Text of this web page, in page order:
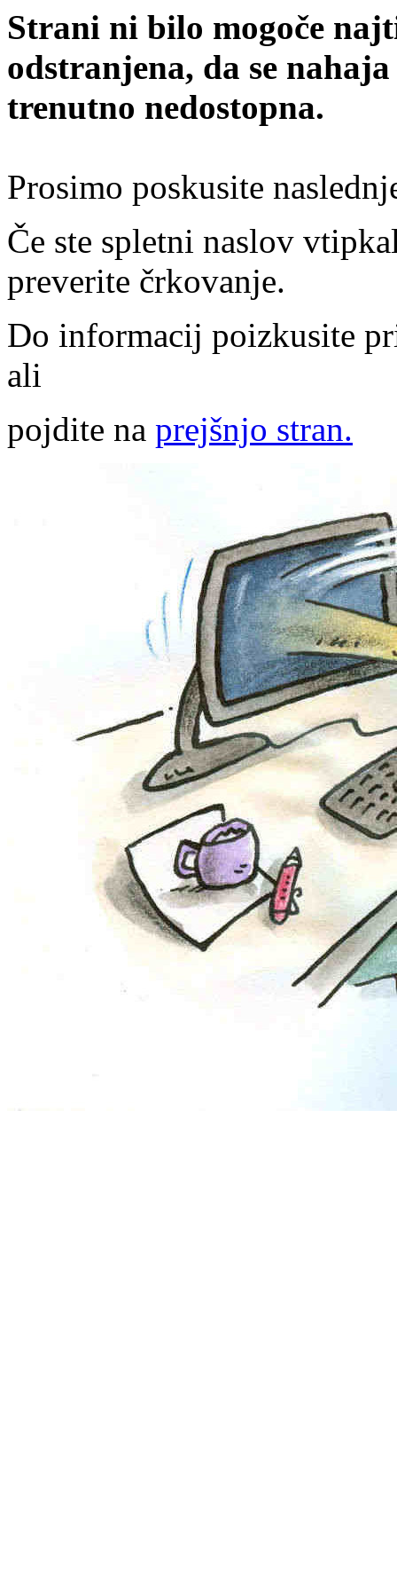
Strani ni bilo mogoče
odstranjena, da se
trenutno nedostopna.
Prosimo poskusite
Če ste spletni naslov
preverite črkovanje.
Do informacij poizkusite
ali
pojdite na prejšnjo stran.